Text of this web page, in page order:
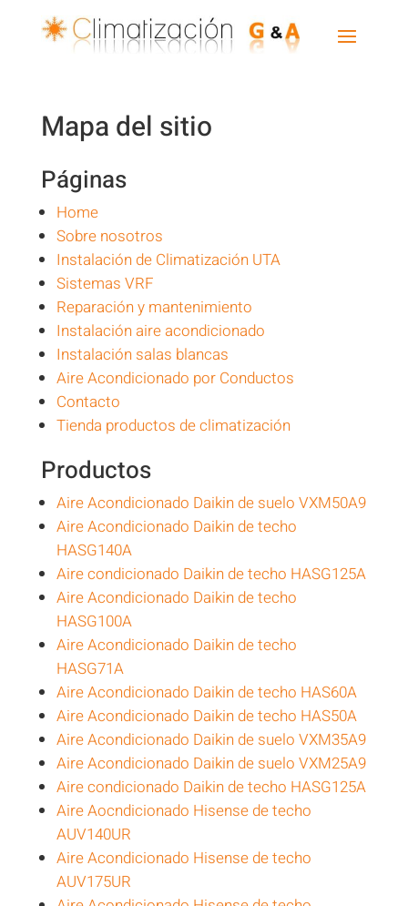
Mapa del sitio
Páginas
Home
Sobre nosotros
Instalación de Climatización UTA
Sistemas VRF
Reparación y mantenimiento
Instalación aire acondicionado
Instalación salas blancas
Aire Acondicionado por Conductos
Contacto
Tienda productos de climatización
Productos
Aire Acondicionado Daikin de suelo VXM50A9
Aire Acondicionado Daikin de techo
HASG140A
Aire condicionado Daikin de techo HASG125A
Aire Acondicionado Daikin de techo
HASG100A
Aire Acondicionado Daikin de techo
HASG71A
Aire Acondicionado Daikin de techo HAS60A
Aire Acondicionado Daikin de techo HAS50A
Aire Acondicionado Daikin de suelo VXM35A9
Aire Acondicionado Daikin de suelo VXM25A9
Aire condicionado Daikin de techo HASG125A
Aire Aocndicionado Hisense de techo
AUV140UR
Aire Acondicionado Hisense de techo
AUV175UR